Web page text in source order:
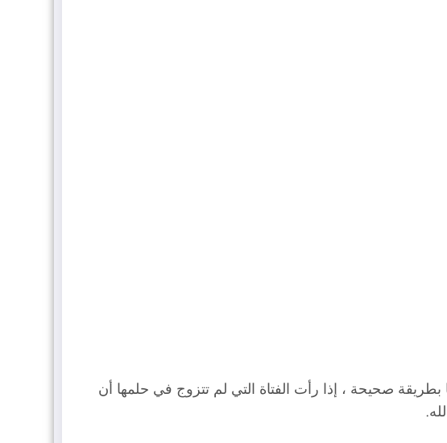
بطريقة صحيحة ، إذا رأت الفتاة التي لم تتزوج في حلمها أن